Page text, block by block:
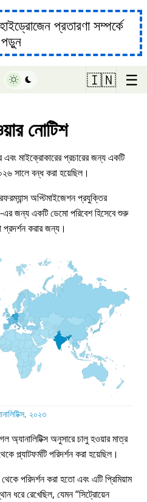
প্রতারণা সম্পর্কে
পড়ুন
🇮🇳 ☰
নোটিশ
এবং মাইক্রোকারের প্রচারের জন্য একটি
সালে বন্ধ করা হয়েছিল।
অপ্টিমাইজেশন প্রযুক্তির
-এর জন্য একটি ডেমো পরিবেশ হিসেবে শুরু
করার জন্য।
২০২৩
অ্যানালিটিক্স অনুসারে চালু হওয়ার মাত্র
প্ল্যাটফর্মটি পরিদর্শন করা হয়েছিল।
পরিদর্শন করা হতো এবং এটি প্রিমিয়াম
ধরে রেখেছিল, যেমন সিট্রোয়েন